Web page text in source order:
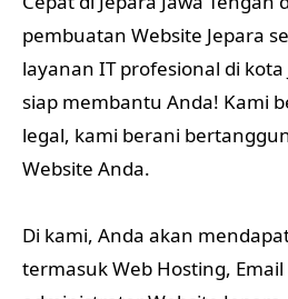
pembuatan Website Jepara
layanan IT profesional di kota
siap membantu Anda! Kami
legal, kami berani
Website Anda.
Di kami, Anda akan
termasuk Web Hosting,